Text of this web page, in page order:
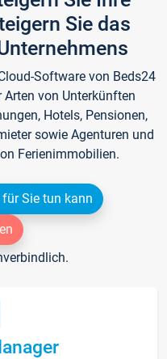
Sie das
Software von Beds24
von Unterkünften
Hotels, Pensionen,
sowie Agenturen und
Ferienimmobilien.
Sie tun kann